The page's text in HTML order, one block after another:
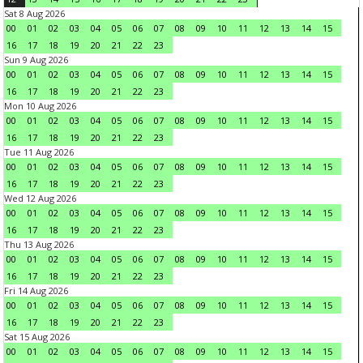
Sat 8 Aug 2026
00
01 02 03 04 05 06 07 08 09 10 11 12 13 14
15
16
17 18 19 20 21 22
23
Sun 9 Aug 2026
00
01 02 03 04 05 06 07 08 09 10 11 12 13 14
15
16
17 18 19 20 21 22
23
Mon 10 Aug 2026
00
01 02 03 04 05 06 07 08 09 10 11 12 13 14
15
16
17 18 19 20 21 22
23
Tue 11 Aug 2026
00
01 02 03 04 05 06 07 08 09 10 11 12 13 14
15
16
17 18 19 20 21 22
23
Wed 12 Aug 2026
00
01 02 03 04 05 06 07 08 09 10 11 12 13 14
15
16
17 18 19 20 21 22
23
Thu 13 Aug 2026
00
01 02 03 04 05 06 07 08 09 10 11 12 13 14
15
16
17 18 19 20 21 22
23
Fri 14 Aug 2026
00
01 02 03 04 05 06 07 08 09 10 11 12 13 14
15
16
17 18 19 20 21 22
23
Sat 15 Aug 2026
00
01 02 03 04 05 06 07 08 09 10 11 12 13 14
15